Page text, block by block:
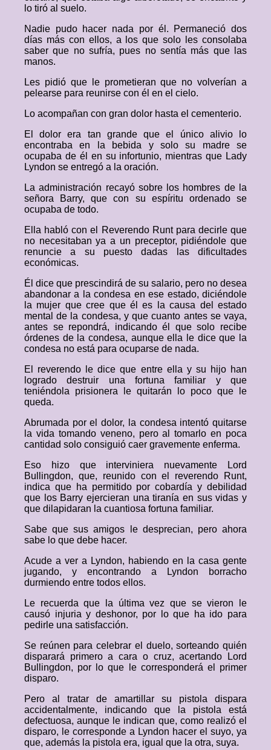
lo tiró al suelo.
Nadie pudo hacer nada por él. Permaneció dos
días más con ellos, a los que solo les consolaba
saber que no sufría, pues no sentía más que las
manos.
Les pidió que le prometieran que no volverían a
pelearse para reunirse con él en el cielo.
Lo acompañan con gran dolor hasta el cementerio.
El dolor era tan grande que el único alivio lo
encontraba en la bebida y solo su madre se
ocupaba de él en su infortunio, mientras que Lady
Lyndon se entregó a la oración.
La administración recayó sobre los hombres de la
señora Barry, que con su espíritu ordenado se
ocupaba de todo.
Ella habló con el Reverendo Runt para decirle que
no necesitaban ya a un preceptor, pidiéndole que
renuncie a su puesto dadas las dificultades
económicas.
Él dice que prescindirá de su salario, pero no desea
abandonar a la condesa en ese estado, diciéndole
la mujer que cree que él es la causa del estado
mental de la condesa, y que cuanto antes se vaya,
antes se repondrá, indicando él que solo recibe
órdenes de la condesa, aunque ella le dice que la
condesa no está para ocuparse de nada.
El reverendo le dice que entre ella y su hijo han
logrado destruir una fortuna familiar y que
teniéndola prisionera le quitarán lo poco que le
queda.
Abrumada por el dolor, la condesa intentó quitarse
la vida tomando veneno, pero al tomarlo en poca
cantidad solo consiguió caer gravemente enferma.
Eso hizo que interviniera nuevamente Lord
Bullingdon, que, reunido con el reverendo Runt,
indica que ha permitido por cobardía y debilidad
que los Barry ejercieran una tiranía en sus vidas y
que dilapidaran la cuantiosa fortuna familiar.
Sabe que sus amigos le desprecian, pero ahora
sabe lo que debe hacer.
Acude a ver a Lyndon, habiendo en la casa gente
jugando, y encontrando a Lyndon borracho
durmiendo entre todos ellos.
Le recuerda que la última vez que se vieron le
causó injuria y deshonor, por lo que ha ido para
pedirle una satisfacción.
Se reúnen para celebrar el duelo, sorteando quién
disparará primero a cara o cruz, acertando Lord
Bullingdon, por lo que le corresponderá el primer
disparo.
Pero al tratar de amartillar su pistola dispara
accidentalmente, indicando que la pistola está
defectuosa, aunque le indican que, como realizó el
disparo, le corresponde a Lyndon hacer el suyo, ya
que, además la pistola era, igual que la otra, suya.